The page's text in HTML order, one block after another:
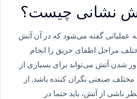
نشانی چیست؟
عملیاتی گفته می‌شود که در آن آتش
مراحل اطفای حریق را انجام
شدن آتش می‌تواند برای بسیاری از
صنعتی نگران کننده باشد. از
ناشی از آتش، باید حتما در